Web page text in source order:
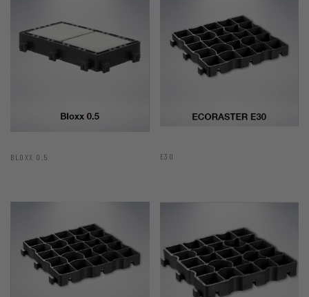
BLOXX 0.5 E30